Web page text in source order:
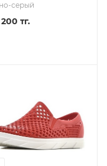
серый
200 тг.